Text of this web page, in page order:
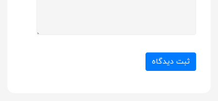
ثبت دیدگاه